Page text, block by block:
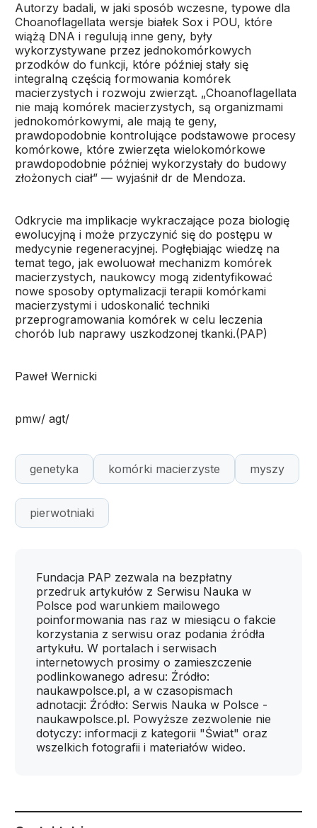
Autorzy badali, w jaki sposób wczesne, typowe dla
Choanoflagellata wersje białek Sox i POU, które
wiążą DNA i regulują inne geny, były
wykorzystywane przez jednokomórkowych
przodków do funkcji, które później stały się
integralną częścią formowania komórek
macierzystych i rozwoju zwierząt. „Choanoflagellata
nie mają komórek macierzystych, są organizmami
jednokomórkowymi, ale mają te geny,
prawdopodobnie kontrolujące podstawowe procesy
komórkowe, które zwierzęta wielokomórkowe
prawdopodobnie później wykorzystały do budowy
złożonych ciał” — wyjaśnił dr de Mendoza.
Odkrycie ma implikacje wykraczające poza biologię
ewolucyjną i może przyczynić się do postępu w
medycynie regeneracyjnej. Pogłębiając wiedzę na
temat tego, jak ewoluował mechanizm komórek
macierzystych, naukowcy mogą zidentyfikować
nowe sposoby optymalizacji terapii komórkami
macierzystymi i udoskonalić techniki
przeprogramowania komórek w celu leczenia
chorób lub naprawy uszkodzonej tkanki.(PAP)
Paweł Wernicki
pmw/ agt/
genetyka komórki macierzyste myszy
pierwotniaki
Fundacja PAP zezwala na bezpłatny
przedruk artykułów z Serwisu Nauka w
Polsce pod warunkiem mailowego
poinformowania nas raz w miesiącu o fakcie
korzystania z serwisu oraz podania źródła
artykułu. W portalach i serwisach
internetowych prosimy o zamieszczenie
podlinkowanego adresu: Źródło:
naukawpolsce.pl, a w czasopismach
adnotacji: Źródło: Serwis Nauka w Polsce -
naukawpolsce.pl. Powyższe zezwolenie nie
dotyczy: informacji z kategorii "Świat" oraz
wszelkich fotografii i materiałów wideo.